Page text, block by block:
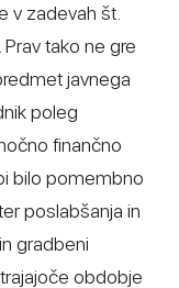
v zadevah št.
tako ne gre
javnega
poleg
finančno
bilo pomembno
poslabšanja in
gradbeni
obdobje